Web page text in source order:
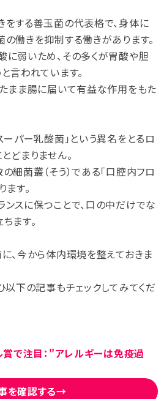
する善玉菌の代表格で、身体に
働きを抑制する働きがあります。
弱いため、その多くが胃酸や胆
言われています。
まま腸に届いて有益な作用をもた
ーパー乳酸菌」という異名をとるロ
どまりません。
細菌叢（そう）である「口腔内フロ
す。
スに保つことで、口の中だけでな
ます。
、今から体内環境を整えておきま
以下の記事もチェックしてみてくだ
賞で注目："アレルギーは免疫過
を確認する→